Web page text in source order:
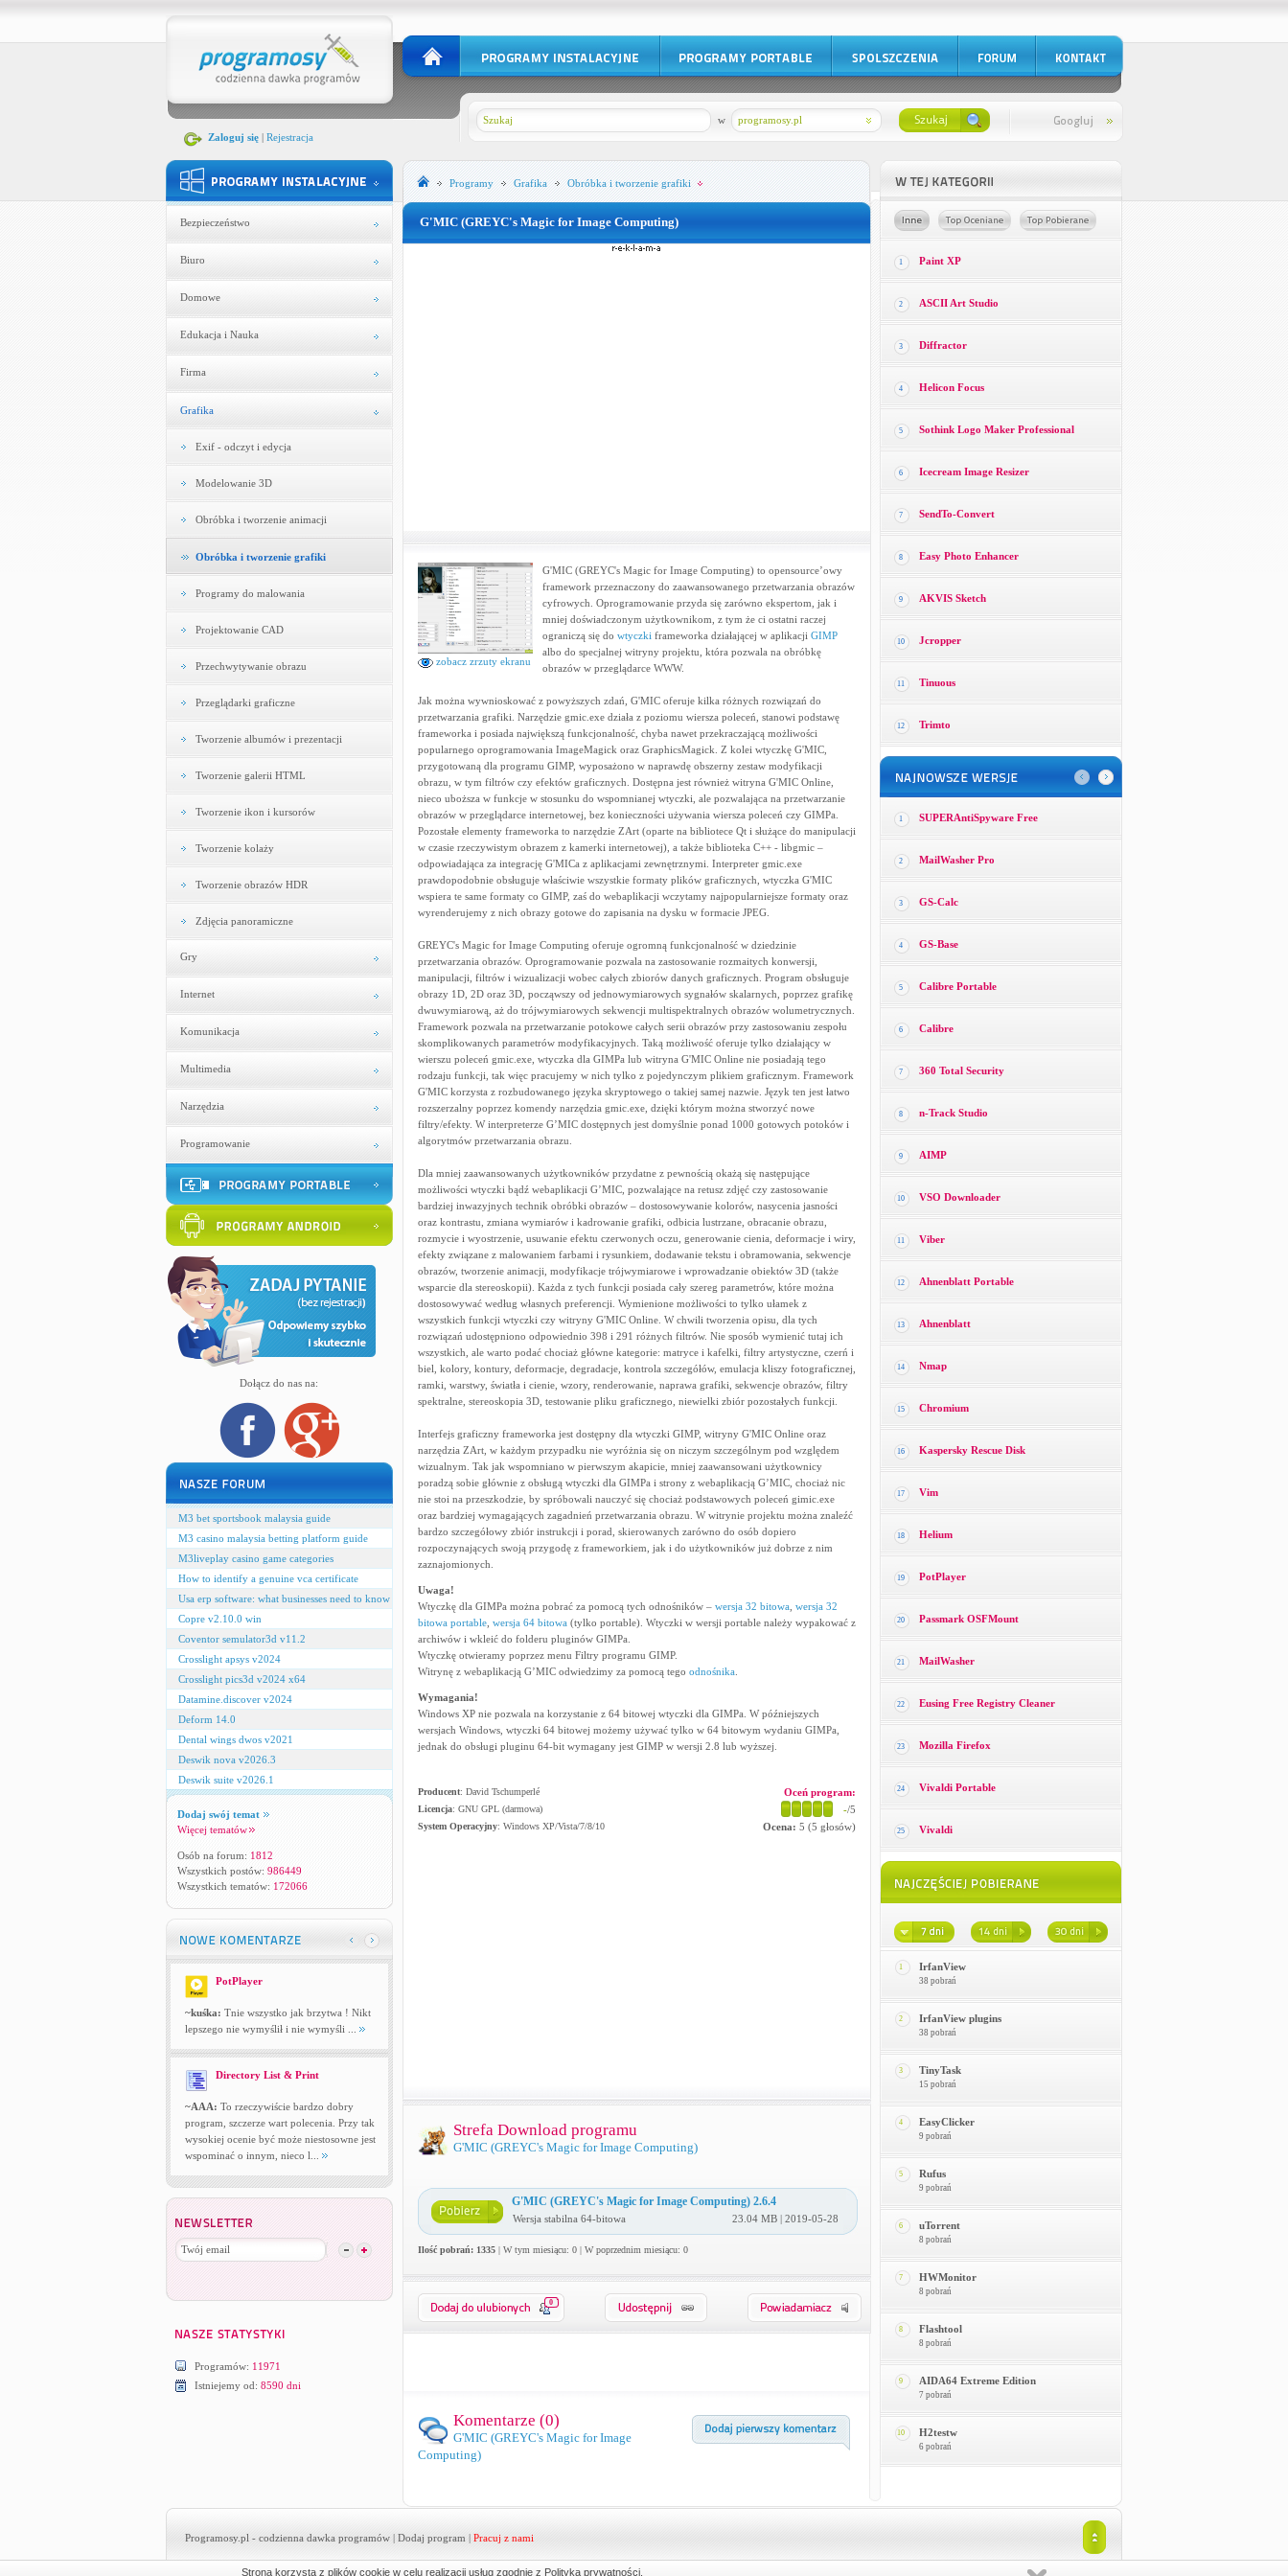
Zaloguj się| Rejestracja
programosy.pl
w
Bezpieczeństwo
Biuro
Domowe
Edukacja i Nauka
Firma
Grafika
Exif - odczyt i edycja
Modelowanie 3D
Obróbka i tworzenie animacji
Obróbka i tworzenie grafiki
Programy do malowania
Projektowanie CAD
Przechwytywanie obrazu
Przeglądarki graficzne
Tworzenie albumów i prezentacji
Tworzenie galerii HTML
Tworzenie ikon i kursorów
Tworzenie kolaży
Tworzenie obrazów HDR
Zdjęcia panoramiczne
Gry
Internet
Komunikacja
Multimedia
Narzędzia
Programowanie
Dołącz do nas na:
M3 bet sportsbook malaysia guide
M3 casino malaysia betting platform guide
M3liveplay casino game categories
How to identify a genuine vca certificate
Usa erp software: what businesses need to know
Copre v2.10.0 win
Coventor semulator3d v11.2
Crosslight apsys v2024
Crosslight pics3d v2024 x64
Datamine.discover v2024
Deform 14.0
Dental wings dwos v2021
Deswik nova v2026.3
Deswik suite v2026.1
Dodaj swój temat
Więcej tematów
Osób na forum: 1812
Wszystkich postów: 986449
Wszystkich tematów: 172066
PotPlayer
~kuśka: Tnie wszystko jak brzytwa ! Nikt
lepszego nie wymyślił i nie wymyśli ...
Directory List & Print
~AAA: To rzeczywiście bardzo dobry
program, szczerze wart polecenia. Przy tak
wysokiej ocenie być może niestosowne jest
wspominać o innym, nieco l...
Programów: 11971
Istniejemy od: 8590 dni
Programy Grafika Obróbka i tworzenie grafiki
G'MIC (GREYC's Magic for Image Computing)
zobacz zrzuty ekranu
G'MIC (GREYC's Magic for Image Computing) to opensource’owy
framework przeznaczony do zaawansowanego przetwarzania obrazów
cyfrowych. Oprogramowanie przyda się zarówno ekspertom, jak i
mniej doświadczonym użytkownikom, z tym że ci ostatni raczej
ograniczą się do wtyczki frameworka działającej w aplikacji GIMP
albo do specjalnej witryny projektu, która pozwala na obróbkę
obrazów w przeglądarce WWW.
Jak można wywnioskować z powyższych zdań, G'MIC oferuje kilka różnych rozwiązań do
przetwarzania grafiki. Narzędzie gmic.exe działa z poziomu wiersza poleceń, stanowi podstawę
frameworka i posiada największą funkcjonalność, chyba nawet przekraczającą możliwości
popularnego oprogramowania ImageMagick oraz GraphicsMagick. Z kolei wtyczkę G'MIC,
przygotowaną dla programu GIMP, wyposażono w naprawdę obszerny zestaw modyfikacji
obrazu, w tym filtrów czy efektów graficznych. Dostępna jest również witryna G'MIC Online,
nieco uboższa w funkcje w stosunku do wspomnianej wtyczki, ale pozwalająca na przetwarzanie
obrazów w przeglądarce internetowej, bez konieczności używania wiersza poleceń czy GIMPa.
Pozostałe elementy frameworka to narzędzie ZArt (oparte na bibliotece Qt i służące do manipulacji
w czasie rzeczywistym obrazem z kamerki internetowej), a także biblioteka C++ - libgmic –
odpowiadająca za integrację G'MICa z aplikacjami zewnętrznymi. Interpreter gmic.exe
prawdopodobnie obsługuje właściwie wszystkie formaty plików graficznych, wtyczka G'MIC
wspiera te same formaty co GIMP, zaś do webaplikacji wczytamy najpopularniejsze formaty oraz
wyrenderujemy z nich obrazy gotowe do zapisania na dysku w formacie JPEG.
GREYC's Magic for Image Computing oferuje ogromną funkcjonalność w dziedzinie
przetwarzania obrazów. Oprogramowanie pozwala na zastosowanie rozmaitych konwersji,
manipulacji, filtrów i wizualizacji wobec całych zbiorów danych graficznych. Program obsługuje
obrazy 1D, 2D oraz 3D, począwszy od jednowymiarowych sygnałów skalarnych, poprzez grafikę
dwuwymiarową, aż do trójwymiarowych sekwencji multispektralnych obrazów wolumetrycznych.
Framework pozwala na przetwarzanie potokowe całych serii obrazów przy zastosowaniu zespołu
skomplikowanych parametrów modyfikacyjnych. Taką możliwość oferuje tylko działający w
wierszu poleceń gmic.exe, wtyczka dla GIMPa lub witryna G'MIC Online nie posiadają tego
rodzaju funkcji, tak więc pracujemy w nich tylko z pojedynczym plikiem graficznym. Framework
G'MIC korzysta z rozbudowanego języka skryptowego o takiej samej nazwie. Język ten jest łatwo
rozszerzalny poprzez komendy narzędzia gmic.exe, dzięki którym można stworzyć nowe
filtry/efekty. W interpreterze G’MIC dostępnych jest domyślnie ponad 1000 gotowych potoków i
algorytmów przetwarzania obrazu.
Dla mniej zaawansowanych użytkowników przydatne z pewnością okażą się następujące
możliwości wtyczki bądź webaplikacji G’MIC, pozwalające na retusz zdjęć czy zastosowanie
bardziej inwazyjnych technik obróbki obrazów – dostosowywanie kolorów, nasycenia jasności
oraz kontrastu, zmiana wymiarów i kadrowanie grafiki, odbicia lustrzane, obracanie obrazu,
rozmycie i wyostrzenie, usuwanie efektu czerwonych oczu, generowanie cienia, deformacje i wiry,
efekty związane z malowaniem farbami i rysunkiem, dodawanie tekstu i obramowania, sekwencje
obrazów, tworzenie animacji, modyfikacje trójwymiarowe i wprowadzanie obiektów 3D (także
wsparcie dla stereoskopii). Każda z tych funkcji posiada cały szereg parametrów, które można
dostosowywać według własnych preferencji. Wymienione możliwości to tylko ułamek z
wszystkich funkcji wtyczki czy witryny G'MIC Online. W chwili tworzenia opisu, dla tych
rozwiązań udostępniono odpowiednio 398 i 291 różnych filtrów. Nie sposób wymienić tutaj ich
wszystkich, ale warto podać chociaż główne kategorie: matryce i kafelki, filtry artystyczne, czerń i
biel, kolory, kontury, deformacje, degradacje, kontrola szczegółów, emulacja kliszy fotograficznej,
ramki, warstwy, światła i cienie, wzory, renderowanie, naprawa grafiki, sekwencje obrazów, filtry
spektralne, stereoskopia 3D, testowanie pliku graficznego, niewielki zbiór pozostałych funkcji.
Interfejs graficzny frameworka jest dostępny dla wtyczki GIMP, witryny G'MIC Online oraz
narzędzia ZArt, w każdym przypadku nie wyróżnia się on niczym szczególnym pod względem
wizualnym. Tak jak wspomniano w pierwszym akapicie, mniej zaawansowani użytkownicy
poradzą sobie głównie z obsługą wtyczki dla GIMPa i strony z webaplikacją G’MIC, chociaż nic
nie stoi na przeszkodzie, by spróbowali nauczyć się chociaż podstawowych poleceń gimic.exe
oraz bardziej wymagających zagadnień przetwarzania obrazu. W witrynie projektu można znaleźć
bardzo szczegółowy zbiór instrukcji i porad, skierowanych zarówno do osób dopiero
rozpoczynających swoją przygodę z frameworkiem, jak i do użytkowników już dobrze z nim
zaznajomionych.
Uwaga!
Wtyczkę dla GIMPa można pobrać za pomocą tych odnośników – wersja 32 bitowa, wersja 32
bitowa portable, wersja 64 bitowa(tylko portable). Wtyczki w wersji portable należy wypakować z
archiwów i wkleić do folderu pluginów GIMPa.
Wtyczkę otwieramy poprzez menu Filtry programu GIMP.
Witrynę z webaplikacją G’MIC odwiedzimy za pomocą tego odnośnika.
Wymagania!
Windows XP nie pozwala na korzystanie z 64 bitowej wtyczki dla GIMPa. W późniejszych
wersjach Windows, wtyczki 64 bitowej możemy używać tylko w 64 bitowym wydaniu GIMPa,
jednak do obsługi pluginu 64-bit wymagany jest GIMP w wersji 2.8 lub wyższej.
Producent: David Tschumperlé
Licencja: GNU GPL (darmowa)
System Operacyjny: Windows XP/Vista/7/8/10
Oceń program:
-/5
Ocena: 5 (5 głosów)
Strefa Download programu
G'MIC (GREYC's Magic for Image Computing)
G'MIC (GREYC's Magic for Image Computing) 2.6.4
Wersja stabilna 64-bitowa 23.04 MB | 2019-05-28
Ilość pobrań: 1335| W tym miesiącu: 0 | W poprzednim miesiącu: 0
0
Komentarze (0)
G'MIC (GREYC's Magic for Image
Computing)
1 Paint XP
2 ASCII Art Studio
3 Diffractor
4 Helicon Focus
5 Sothink Logo Maker Professional
6 Icecream Image Resizer
7 SendTo-Convert
8 Easy Photo Enhancer
9 AKVIS Sketch
10 Jcropper
11 Tinuous
12 Trimto
1 SUPERAntiSpyware Free
2 MailWasher Pro
3 GS-Calc
4 GS-Base
5 Calibre Portable
6 Calibre
7 360 Total Security
8 n-Track Studio
9 AIMP
10 VSO Downloader
11 Viber
12 Ahnenblatt Portable
13 Ahnenblatt
14 Nmap
15 Chromium
16 Kaspersky Rescue Disk
17 Vim
18 Helium
19 PotPlayer
20 Passmark OSFMount
21 MailWasher
22 Eusing Free Registry Cleaner
23 Mozilla Firefox
24 Vivaldi Portable
25 Vivaldi
1 IrfanView
38 pobrań
2 IrfanView plugins
38 pobrań
3 TinyTask
15 pobrań
4 EasyClicker
9 pobrań
5 Rufus
9 pobrań
6 uTorrent
8 pobrań
7 HWMonitor
8 pobrań
8 Flashtool
8 pobrań
9 AIDA64 Extreme Edition
7 pobrań
10 H2testw
6 pobrań
Programosy.pl - codzienna dawka programów | Dodaj program | Pracuj z nami
Strona korzysta z plików cookie w celu realizacji usług zgodnie z Polityką prywatności